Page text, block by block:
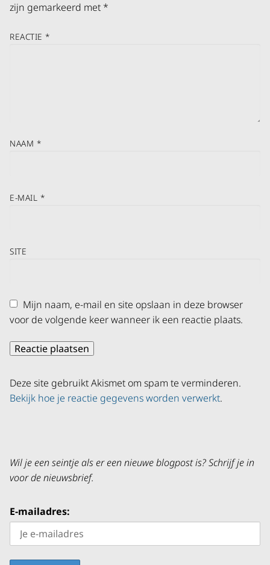
zijn gemarkeerd met *
REACTIE *
NAAM *
E-MAIL *
SITE
Mijn naam, e-mail en site opslaan in deze browser
voor de volgende keer wanneer ik een reactie plaats.
Deze site gebruikt Akismet om spam te verminderen.
Bekijk hoe je reactie gegevens worden verwerkt.
Wil je een seintje als er een nieuwe blogpost is? Schrijf je in
voor de nieuwsbrief.
E-mailadres: